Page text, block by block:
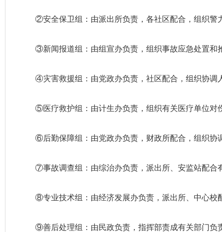
②安全保卫组：由派出所负责，各社区配合，组织警
③新闻报道组：由组宣办负责，组织事故应急处置和
④灾害救援组：由党政办负责，社区配合，组织协调
⑤医疗救护组：由计生办负责，组织有关医疗单位对
⑥后勤保障组：由党政办负责，财政所配合，组织协
⑦事故调查组：由综治办负责，派出所、安监站配合
⑧专业技术组：由经济发展办负责，派出所、中心校
⑨善后处理组：由民政负责，指挥部责成有关部门负